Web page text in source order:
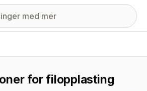
for filopplasting